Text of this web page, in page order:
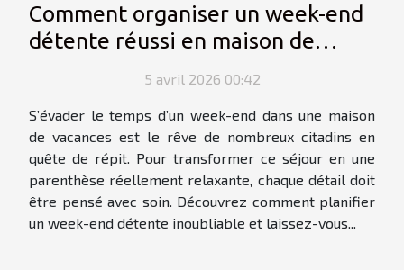
Comment organiser un week-end
détente réussi en maison de
5 avril 2026 00:42
S’évader le temps d’un week-end dans une maison
de vacances est le rêve de nombreux citadins en
quête de répit. Pour transformer ce séjour en une
parenthèse réellement relaxante, chaque détail doit
être pensé avec soin. Découvrez comment planifier
un week-end détente inoubliable et laissez-vous...